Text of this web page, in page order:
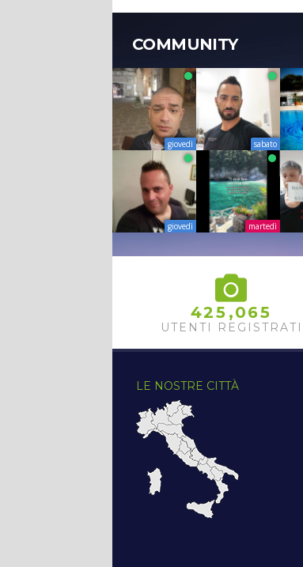
COMMUNITY
giovedì sabato
giovedì martedì
425 ,065
UTENTI REGISTRATI
LE NOSTRE CITTÀ